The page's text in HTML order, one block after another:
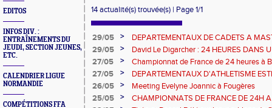
EDITOS
INFOS DIV. :
ENTRAÎNEMENTS DU
JEUDI, SECTION JEUNES,
ETC.
CALENDRIER LIGUE
NORMANDIE
COMPÉTITIONS FFA
14 actualité(s) trouvée(s) | Page 1/1
29/05 >
DEPARTEMENTAUX DE CADETS A
UNE BELLE MOISSON DE MEDAILLES
29/05 >
David Le Digarcher : 24 HEURES DANS
24heures. Championnats de France le
27/05 >
Championnat de France de 24 heures à
27/05
>
DEPARTEMENTAUX D'ATHLETISME
MINIMES A CHERBOURG
26/05 >
Meeting Evelyne Joannic à Fougères
25/05
>
CHAMPIONNATS DE FRANCE DE 24H